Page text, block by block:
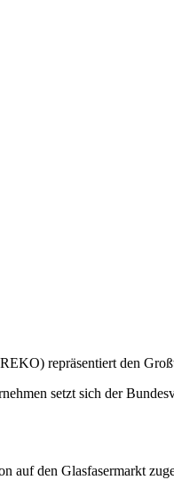
repräsentiert den
setzt sich der
den Glasfasermarkt